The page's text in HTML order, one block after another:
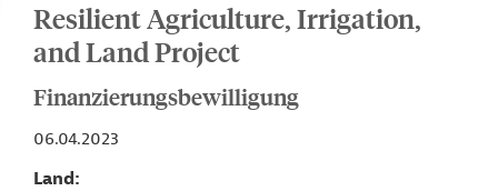
Resilient Agriculture, Irrigation,
and Land Project
Finanzierungsbewilligung
06.04.2023
Land